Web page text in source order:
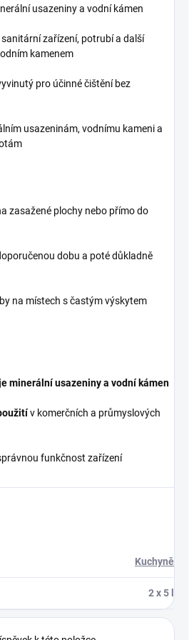
usazeniny a vodní kámen
sanitární zařízení, potrubí a další
kamenem
pro účinné čištění bez
usazeninám, vodnímu kameni a
zasažené plochy nebo přímo do
dobu a poté důkladně
na místech s častým výskytem
minerální usazeniny a vodní kámen
v komerčních a průmyslových
funkčnost zařízení
Kuchyně
2 x 5 l